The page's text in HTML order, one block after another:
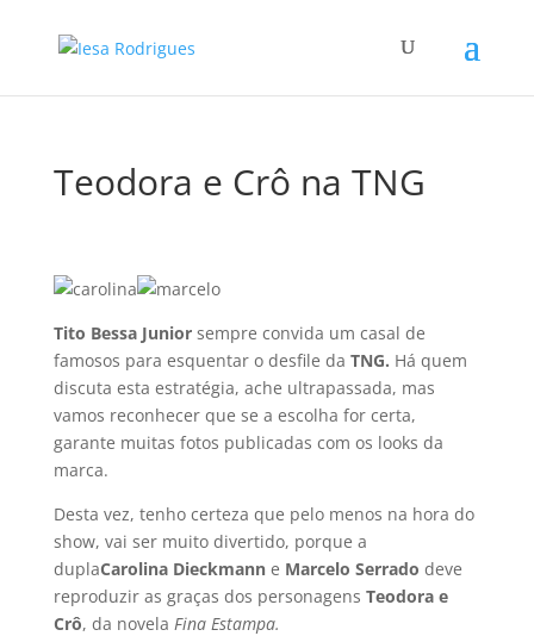
Teodora e Crô na TNG
Tito Bessa Juniorsempre convida um casal de
famosos para esquentar o desfile da TNG. Há quem
discuta esta estratégia, ache ultrapassada, mas
vamos reconhecer que se a escolha for certa,
garante muitas fotos publicadas com os looks da
marca.
Desta vez, tenho certeza que pelo menos na hora do
show, vai ser muito divertido, porque a
duplaCarolina Dieckmann e Marcelo Serrado deve
reproduzir as graças dos personagens Teodora e
Crô, da novela Fina Estampa.